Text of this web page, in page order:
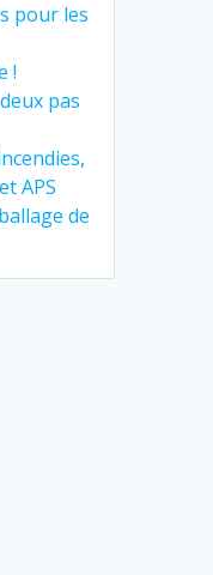
pour les
!
pas
APS
de